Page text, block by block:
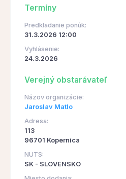
Termíny
Predkladanie ponúk:
31.3.2026 12:00
Vyhlásenie:
24.3.2026
Verejný obstarávateľ
Názov organizácie:
Jaroslav Matlo
Adresa:
113
96701 Kopernica
NUTS:
SK - SLOVENSKO